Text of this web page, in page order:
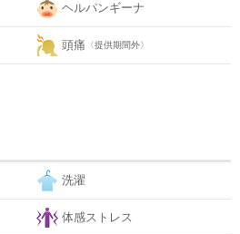
ヘルパンギーナ
頭痛 〈提供期間外〉
洗濯
体感ストレス